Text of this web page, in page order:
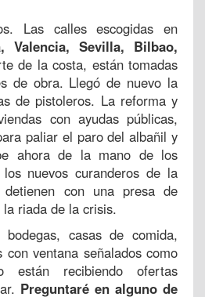
Las calles escogidas en
Valencia, Sevilla, Bilbao,
de la costa, están tomadas
de obra. Llegó de nuevo la
de pistoleros. La reforma y
con ayudas públicas,
paliar el paro del albañil y
ahora de la mano de los
nuevos curanderos de la
con una presa de
riada de la crisis.
casas de comida,
ventana señalados como
están recibiendo ofertas
Preguntaré en alguno de